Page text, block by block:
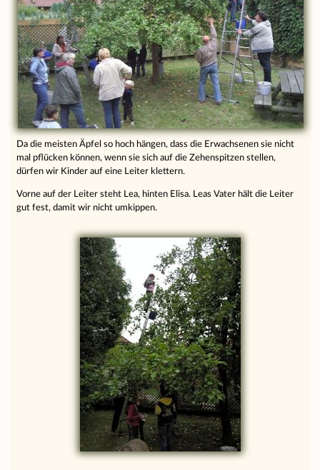
Da die meisten Äpfel so hoch hängen, dass die Erwachsenen sie nicht
mal pflücken können, wenn sie sich auf die Zehenspitzen stellen,
dürfen wir Kinder auf eine Leiter klettern.
Vorne auf der Leiter steht Lea, hinten Elisa. Leas Vater hält die Leiter
gut fest, damit wir nicht umkippen.